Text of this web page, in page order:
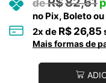
no Pix, Boleto ou
2x de R$ 26,85
Mais formas de